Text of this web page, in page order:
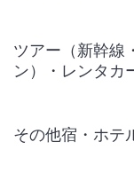
ツアー（新幹線
ン）・レンタカ
その他宿・ホテ